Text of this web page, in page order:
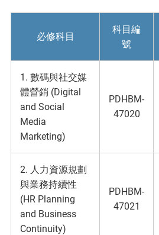
必修科目
科目編
號
1. 數碼與社交媒
體營銷 (Digital
and Social
Media
Marketing)
PDHBM-
47020
2. 人力資源規劃
與業務持續性
(HR Planning
and Business
Continuity)
PDHBM-
47021